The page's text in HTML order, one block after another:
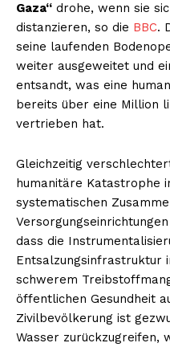
Gaza“ drohe, wenn sie
distanzieren, so die BBC.
seine laufenden
weiter ausgeweitet und
entsandt, was eine
bereits über eine Million
vertrieben hat.
Gleichzeitig
humanitäre Katastrophe
systematischen
dass die
Entsalzungsinfrastruktur
schwerem
öffentlichen Gesundheit
Zivilbevölkerung ist
Wasser zurückzugreifen,